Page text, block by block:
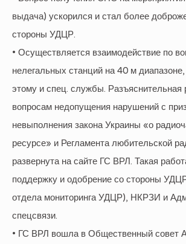
выдача) ускорился и стал более
стороны УДЦР.
• Осуществляется взаимодействие по
нелегальных станций на 40 м
этому и спец. службы. Разъяснительная
вопросам недопущения нарушений с
невыполнения закона Украины «о
ресурсе» и Регламента любительской
развернута на сайте ГС ВРЛ. Такая
поддержку и одобрение со стороны
отдела мониторинга УДЦР), НКРЗИ и
спецсвязи.
• ГС ВРЛ вошла в Общественный совет